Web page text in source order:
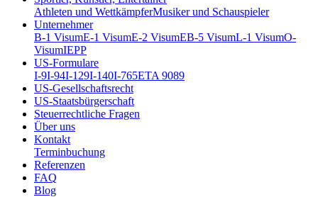
Athleten und WettkämpferMusiker und Schauspieler
Unternehmer
B-1 VisumE-1 VisumE-2 VisumEB-5 VisumL-1 VisumO-
VisumIEPP
US-Formulare
I-9I-94I-129I-140I-765ETA 9089
US-Gesellschaftsrecht
US-Staatsbürgerschaft
Steuerrechtliche Fragen
Über uns
Kontakt
Terminbuchung
Referenzen
FAQ
Blog